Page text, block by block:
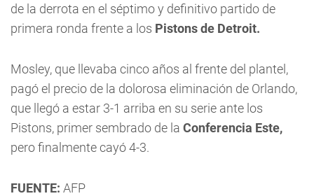
de la derrota en el séptimo y definitivo partido de
primera ronda frente a los Pistons de Detroit.
Mosley, que llevaba cinco años al frente del plantel,
pagó el precio de la dolorosa eliminación de Orlando,
que llegó a estar 3-1 arriba en su serie ante los
Pistons, primer sembrado de la Conferencia Este,
pero finalmente cayó 4-3.
FUENTE: AFP